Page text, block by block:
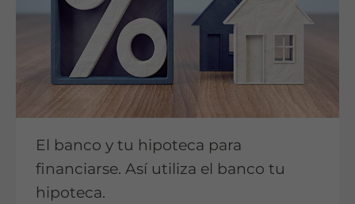
El banco y tu hipoteca para
financiarse. Así utiliza el banco tu
hipoteca.